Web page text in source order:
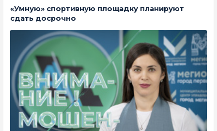
«Умную» спортивную площадку планируют
сдать досрочно